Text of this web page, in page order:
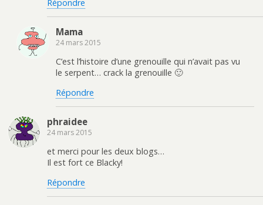
Répondre
Mama
24 mars 2015
C’est l’histoire d’une grenouille qui n’avait pas vu
le serpent… crack la grenouille 🙂
Répondre
phraidee
24 mars 2015
et merci pour les deux blogs…
Il est fort ce Blacky!
Répondre